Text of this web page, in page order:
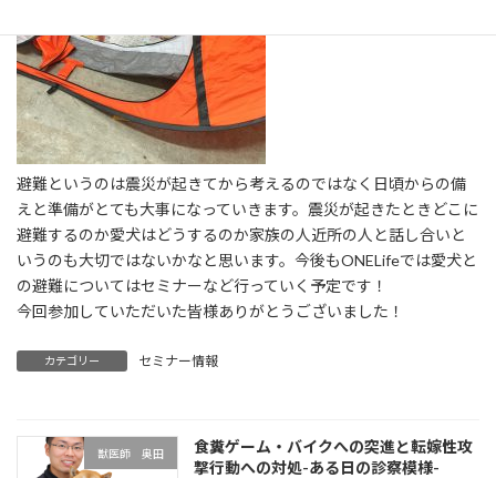
避難というのは震災が起きてから考えるのではなく日頃からの備
えと準備がとても大事になっていきます。震災が起きたときどこに
避難するのか愛犬はどうするのか家族の人近所の人と話し合いと
いうのも大切ではないかなと思います。今後もONELifeでは愛犬と
の避難についてはセミナーなど行っていく予定です！
今回参加していただいた皆様ありがとうございました！
カテゴリー セミナー情報
獣医師 奥田
食糞ゲーム・バイクへの突進と転嫁性攻
撃行動への対処-ある日の診察模様-